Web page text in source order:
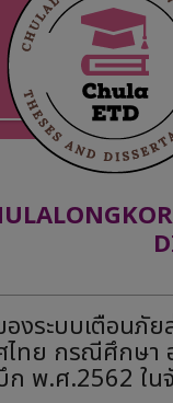
องระบบเตือนภั
ไทย กรณีศึกษา
พ.ศ.2562 ใน